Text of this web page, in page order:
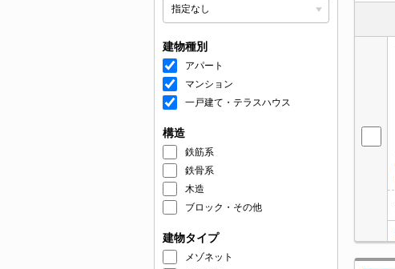
建物種別
アパート
マンション
一戸建て・テラスハウス
構造
鉄筋系
鉄骨系
木造
ブロック・その他
建物タイプ
メゾネット